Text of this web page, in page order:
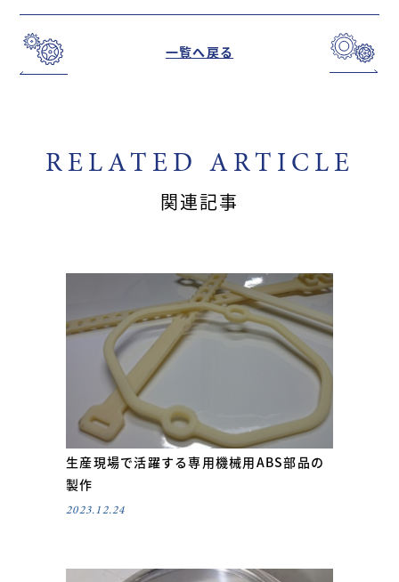
一覧へ戻る
RELATED ARTICLE
関連記事
生産現場で活躍する専用機械用ABS部品の
製作
2023.12.24